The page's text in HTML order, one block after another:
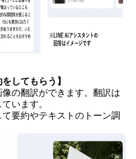
してもらう】
の翻訳ができます。翻訳は
います。
要約やテキストのトーン調